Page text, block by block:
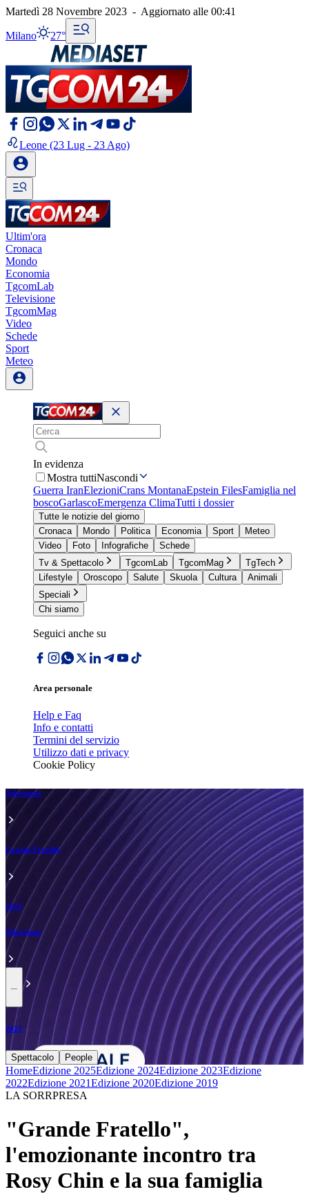
Martedì 28 Novembre 2023 - Aggiornato alle 00:41
Milano 27°
Leone (23 Lug - 23 Ago)
Ultim'ora
Cronaca
Mondo
Economia
TgcomLab
Televisione
TgcomMag
Video
Schede
Sport
Meteo
In evidenza
Mostra tuttiNascondi
Guerra IranElezioniCrans MontanaEpstein FilesFamiglia nel
boscoGarlascoEmergenza ClimaTutti i dossier
Tutte le notizie del giorno
Cronaca
Mondo Politica Economia Sport
Meteo
Video
Foto Infografiche
Schede
Tv & Spettacolo
TgcomLab TgcomMag
TgTech
Lifestyle
Oroscopo Salute Skuola Cultura
Animali
Speciali
Chi siamo
Seguici anche su
Area personale
Help e Faq
Info e contatti
Termini del servizio
Utilizzo dati e privacy
Cookie Policy
Televisione
Grande Fratello
2023
Televisione
2023
Spettacolo People
HomeEdizione 2025Edizione 2024Edizione 2023Edizione
2022Edizione 2021Edizione 2020Edizione 2019
LA SORRPRESA
"Grande Fratello",
l'emozionante incontro tra
Rosy Chin e la sua famiglia